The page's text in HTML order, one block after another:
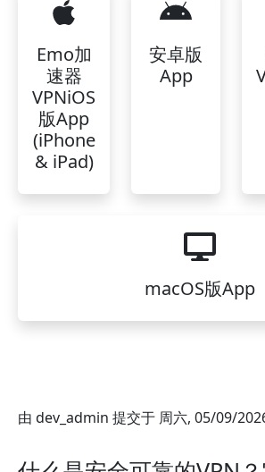
Emo加
速器
VPNiOS
版App
(iPhone
& iPad)
安卓版
App
macOS版App
由 dev_admin 提交于 周六, 05/09/